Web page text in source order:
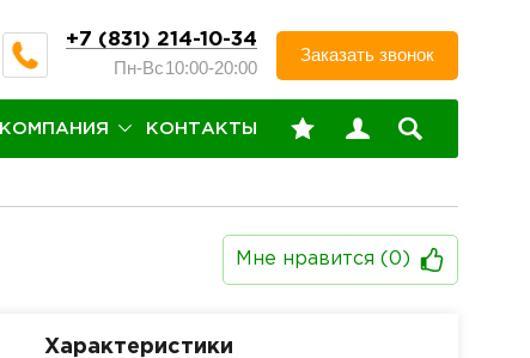
+7 (831) 214-10-34
Пн-Вс10:00-20:00
Заказать звонок
КОМПАНИЯ КОНТАКТЫ
Мне нравится ( 0 )
Характеристики